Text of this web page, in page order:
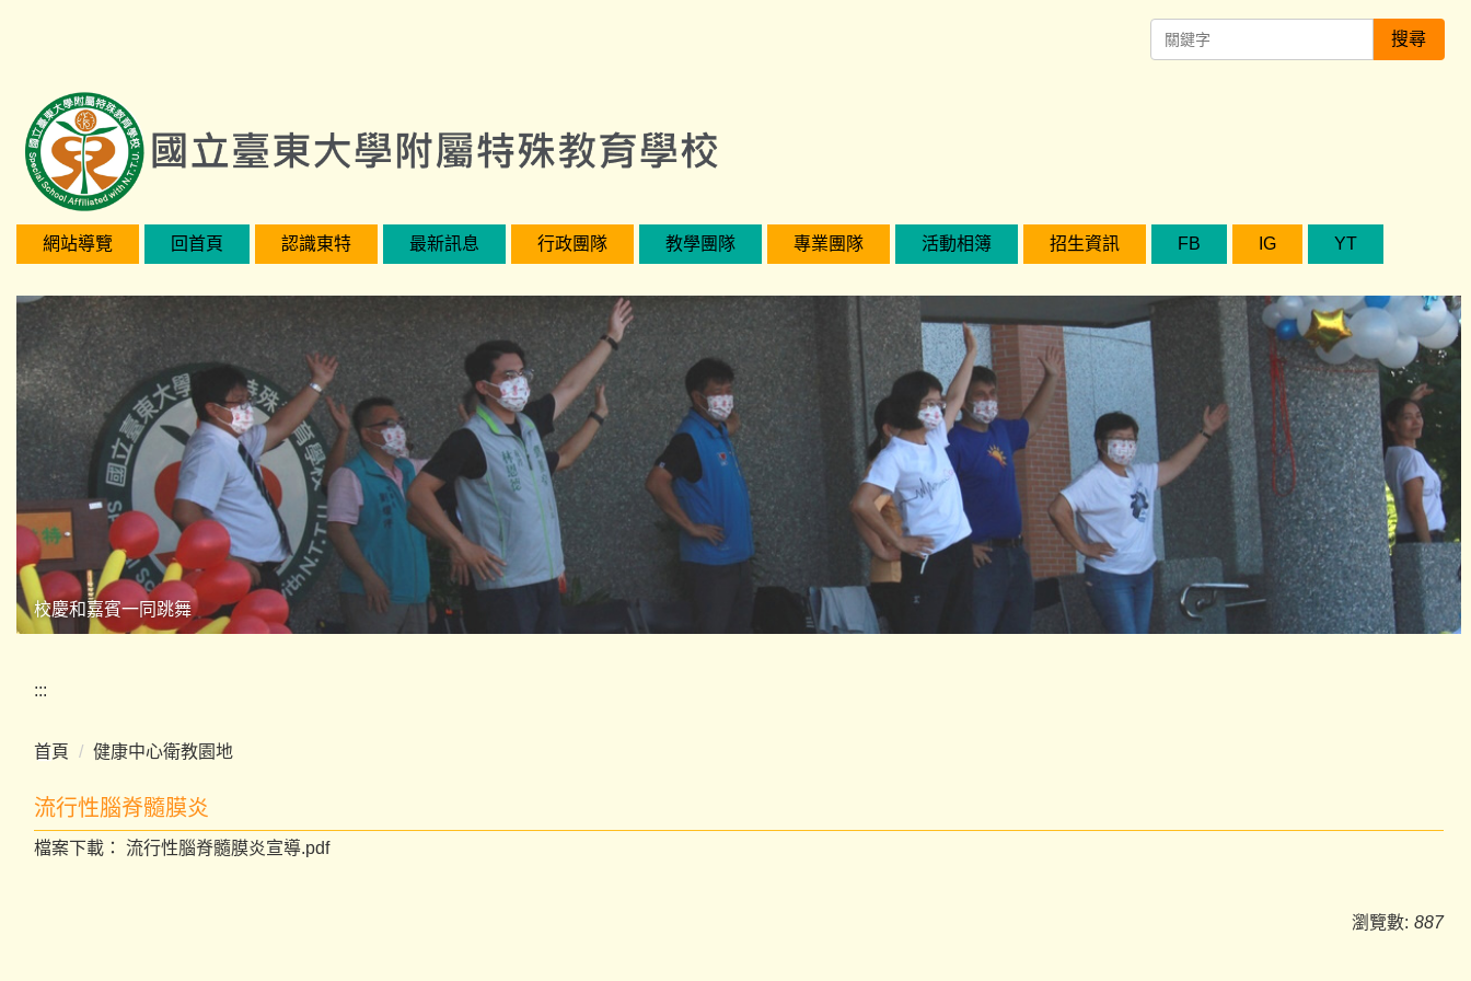
容
搜尋
網站導覽 回首頁 認識東特 最新訊息 行政團隊 教學團隊 專業團隊 活動相簿 招生資訊 FB IG YT
校慶和嘉賓一同跳舞
:::
首頁 健康中心衛教園地
流行性腦脊髓膜炎
檔案下載： 流行性腦脊髓膜炎宣導.pdf
瀏覽數: 887